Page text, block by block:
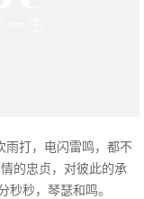
雨打，电闪雷鸣，都不
的忠贞，对彼此的承
秒，琴瑟和鸣。